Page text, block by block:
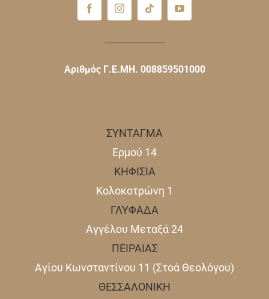
Αριθμός Γ.Ε.ΜΗ. 008859501000
ΣΥΝΤΑΓΜΑ
Ερμού 14
ΚΗΦΙΣΙΑ
Κολοκοτρώνη 1
ΓΛΥΦΑΔΑ
Αγγέλου Μεταξά 24
ΠΕΙΡΑΙΑΣ
Αγίου Κωνσταντίνου 11 (Στοά Θεολόγου)
ΘΕΣΣΑΛΟΝΙΚΗ